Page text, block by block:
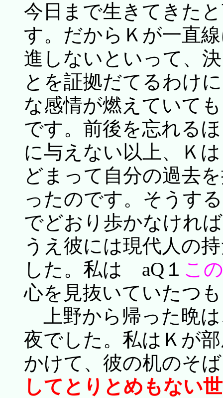
今日まで生きてきた
す。だからＫが一直
進しないといって、
とを証拠だてるわけ
な感情が燃えていて
です。前後を忘れる
に与えない以上、Ｋ
どまって自分の過去
ったのです。そうす
でどおり歩かなけれ
うえ彼には現代人の
した。私は aQ１ こ
心を見抜いていたつ
上野から帰った晩
夜でした。私はＫが
かけて、彼の机のそ
してとりとめもない